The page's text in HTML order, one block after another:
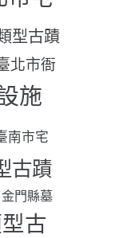
型古蹟
北市衙
施
南市宅
古蹟
金門縣墓
古